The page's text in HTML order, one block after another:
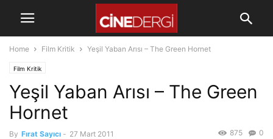
Home Film Kritik Yeşil Yaban Arısı – The Green Hornet
Film Kritik
Yeşil Yaban Arısı – The Green
Hornet
By Fırat Sayıcı - 27 Mart 2011 0
875